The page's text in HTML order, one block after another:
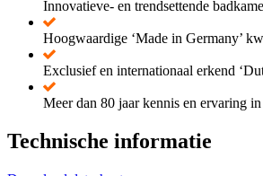
Innovatieve- en trendsettende
Hoogwaardige ‘Made in Germany’
Exclusief en internationaal erkend
Meer dan 80 jaar kennis en ervaring
Technische informatie